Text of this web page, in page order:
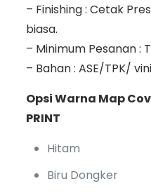
– Finishing : Cetak
biasa.
– Minimum Pesanan :
– Bahan : ASE/TPK/
Opsi Warna Map
PRINT
Hitam
Biru Dongker